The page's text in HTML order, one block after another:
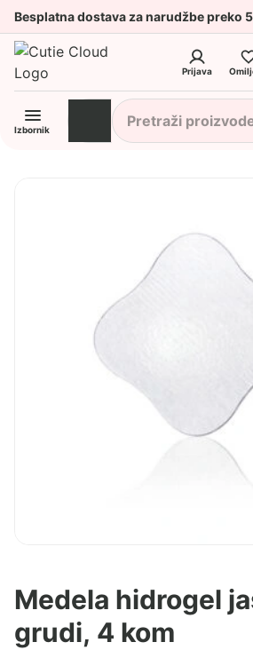
Besplatna dostava za narudžbe preko
Prijava
Izbornik
Medela hidrogel
grudi, 4 kom